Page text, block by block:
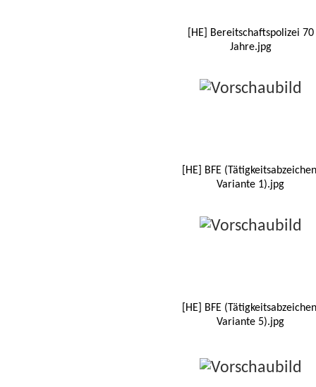
[HE] Bereitschaftspolizei 70
Jahre.jpg
[HE] BFE
Variante 1).jpg
[HE] BFE
Variante 5).jpg